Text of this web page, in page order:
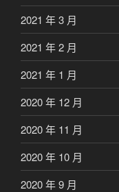
2021 年 3 月
2021 年 2 月
2021 年 1 月
2020 年 12 月
2020 年 11 月
2020 年 10 月
2020 年 9 月